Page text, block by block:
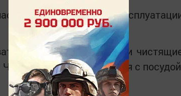
при правильной
металлические губки и
бережнее обращаться с